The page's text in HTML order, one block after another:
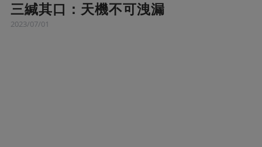
三緘其口：天機不可洩漏
2023/07/01